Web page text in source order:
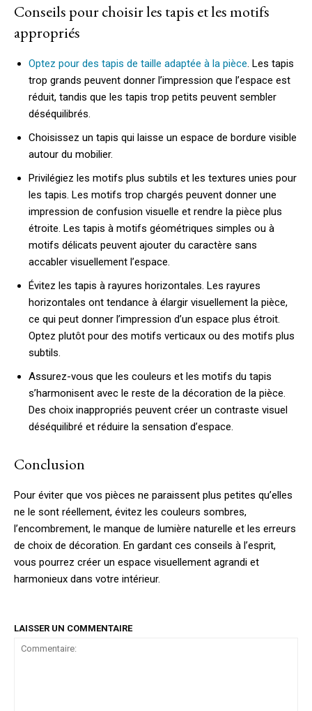
Conseils pour choisir les tapis et les motifs
appropriés
Optez pour des tapis de taille adaptée à la pièce. Les tapis
trop grands peuvent donner l’impression que l’espace est
réduit, tandis que les tapis trop petits peuvent sembler
déséquilibrés.
Choisissez un tapis qui laisse un espace de bordure visible
autour du mobilier.
Privilégiez les motifs plus subtils et les textures unies pour
les tapis. Les motifs trop chargés peuvent donner une
impression de confusion visuelle et rendre la pièce plus
étroite. Les tapis à motifs géométriques simples ou à
motifs délicats peuvent ajouter du caractère sans
accabler visuellement l’espace.
Évitez les tapis à rayures horizontales. Les rayures
horizontales ont tendance à élargir visuellement la pièce,
ce qui peut donner l’impression d’un espace plus étroit.
Optez plutôt pour des motifs verticaux ou des motifs plus
subtils.
Assurez-vous que les couleurs et les motifs du tapis
s’harmonisent avec le reste de la décoration de la pièce.
Des choix inappropriés peuvent créer un contraste visuel
déséquilibré et réduire la sensation d’espace.
Conclusion
Pour éviter que vos pièces ne paraissent plus petites qu’elles
ne le sont réellement, évitez les couleurs sombres,
l’encombrement, le manque de lumière naturelle et les erreurs
de choix de décoration. En gardant ces conseils à l’esprit,
vous pourrez créer un espace visuellement agrandi et
harmonieux dans votre intérieur.
LAISSER UN COMMENTAIRE